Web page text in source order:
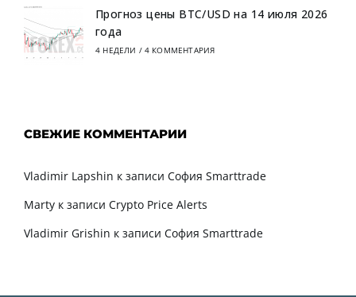
Прогноз цены BTC/USD на 14 июля 2026
года
4 НЕДЕЛИ / 4 КОММЕНТАРИЯ
СВЕЖИЕ КОММЕНТАРИИ
Vladimir Lapshin к записи София Smarttrade
Marty к записи Crypto Price Alerts
Vladimir Grishin к записи София Smarttrade